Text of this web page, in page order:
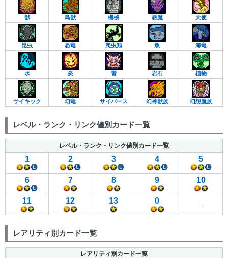
獣 鳥獣 機械 悪魔 天使
昆虫 恐竜 爬虫類 魚 海竜
水 炎 雷 岩石 植物
サイキック 幻竜 サイバース 幻神獣族 幻想魔族
レベル・ランク・リンク値別カード一覧
レベル・ランク・リンク値別カード一覧
1 2 3 4 5
6 7 8 9 10
11 12 13 0 -
レアリティ別カード一覧
レアリティ別カード一覧